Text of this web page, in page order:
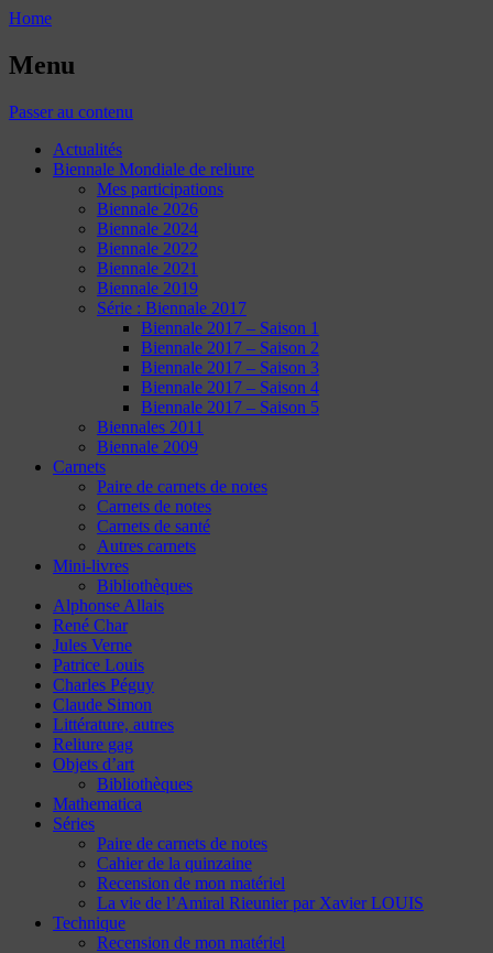
Home
Menu
Passer au contenu
Actualités
Biennale Mondiale de reliure
Mes participations
Biennale 2026
Biennale 2024
Biennale 2022
Biennale 2021
Biennale 2019
Série : Biennale 2017
Biennale 2017 – Saison 1
Biennale 2017 – Saison 2
Biennale 2017 – Saison 3
Biennale 2017 – Saison 4
Biennale 2017 – Saison 5
Biennales 2011
Biennale 2009
Carnets
Paire de carnets de notes
Carnets de notes
Carnets de santé
Autres carnets
Mini-livres
Bibliothèques
Alphonse Allais
René Char
Jules Verne
Patrice Louis
Charles Péguy
Claude Simon
Littérature, autres
Reliure gag
Objets d’art
Bibliothèques
Mathematica
Séries
Paire de carnets de notes
Cahier de la quinzaine
Recension de mon matériel
La vie de l’Amiral Rieunier par Xavier LOUIS
Technique
Recension de mon matériel